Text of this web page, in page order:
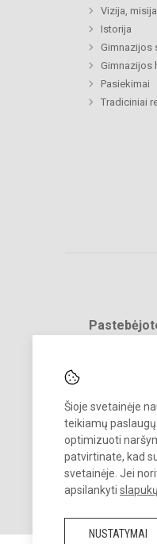
Šioje svetainėje
teikiamų
optimizuoti
patvirtinate, kad
svetainėje. Jei
apsilankyti
NUSTATYMAI
Vizija, misija
Istorija
Gimnazijos
Gimnazijos
Pasiekimai
Tradiciniai
© 2021. Kauno r.
Kopijuoti turinį be